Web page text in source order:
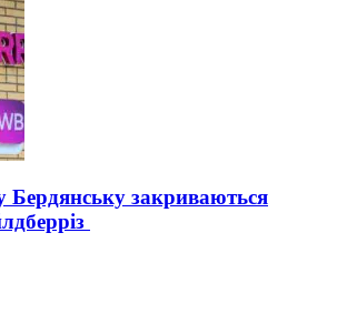
Бердянську закриваються